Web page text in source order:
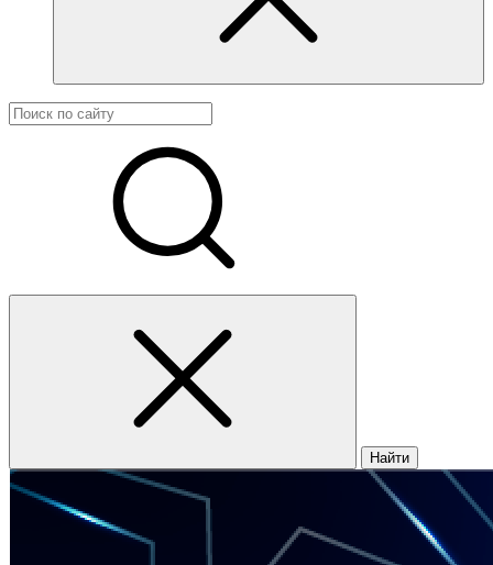
Найти